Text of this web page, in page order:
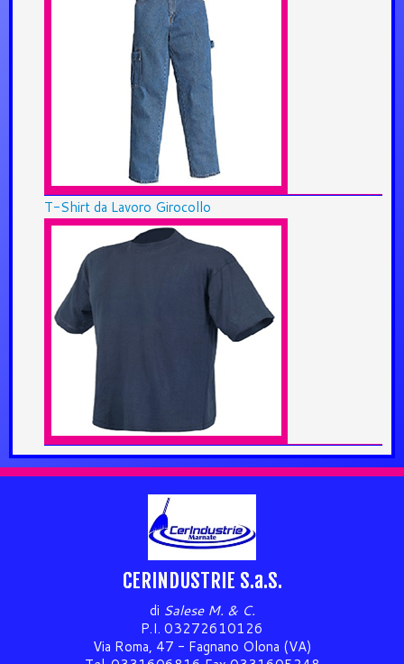
T-Shirt da Lavoro Girocollo
CERINDUSTRIE S.a.S.
di Salese M. & C.
P.I. 03272610126
Via Roma, 47 - Fagnano Olona (VA)